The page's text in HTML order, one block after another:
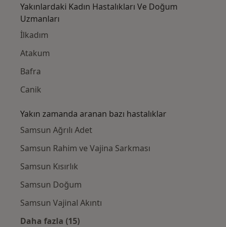
Yakınlardaki Kadın Hastalıkları Ve Doğum
Uzmanları
İlkadım
Atakum
Bafra
Canik
Yakın zamanda aranan bazı hastalıklar
Samsun Ağrılı Adet
Samsun Rahim ve Vajina Sarkması
Samsun Kısırlık
Samsun Doğum
Samsun Vajinal Akıntı
Daha fazla (15)